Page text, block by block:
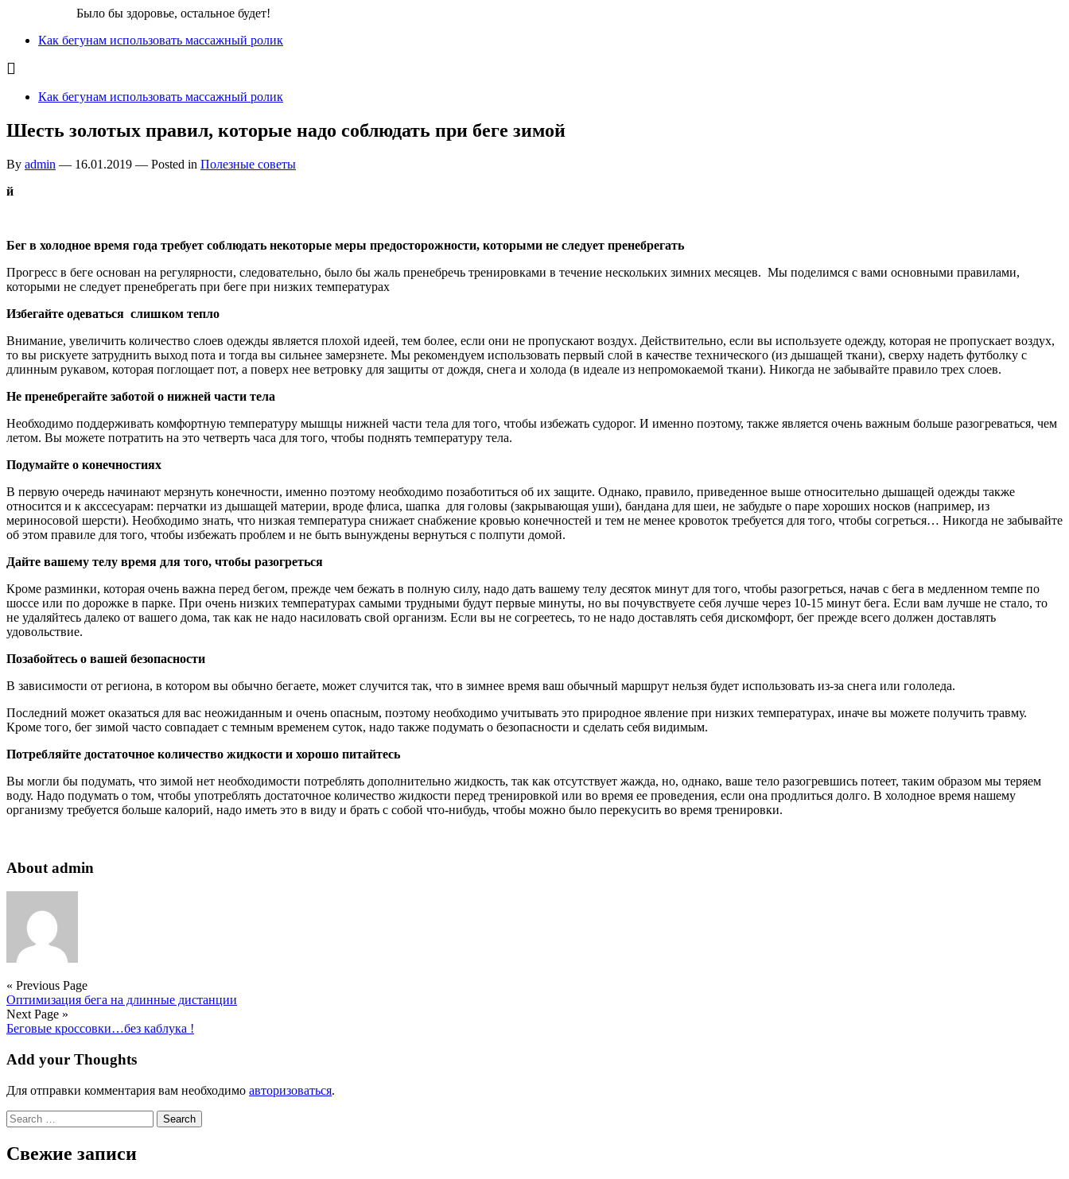
Было бы здоровье, остальное будет!
Как бегунам использовать массажный ролик
Как бегунам использовать массажный ролик
Шесть золотых правил, которые надо соблюдать при беге зимой
By admin — 16.01.2019 — Posted in Полезные советы
й
Бег в холодное время года требует соблюдать некоторые меры предосторожности, которыми не следует пренебрегать
Прогресс в беге основан на регулярности, следовательно, было бы жаль пренебречь тренировками в течение нескольких зимних месяцев. Мы поделимся с вами основными правилами,
которыми не следует пренебрегать при беге при низких температурах
Избегайте одеваться слишком тепло
Внимание, увеличить количество слоев одежды является плохой идеей, тем более, если они не пропускают воздух. Действительно, если вы используете одежду, которая не пропускает воздух,
то вы рискуете затруднить выход пота и тогда вы сильнее замерзнете. Мы рекомендуем использовать первый слой в качестве технического (из дышащей ткани), сверху надеть футболку с
длинным рукавом, которая поглощает пот, а поверх нее ветровку для защиты от дождя, снега и холода (в идеале из непромокаемой ткани). Никогда не забывайте правило трех слоев.
Не пренебрегайте заботой о нижней части тела
Необходимо поддерживать комфортную температуру мышцы нижней части тела для того, чтобы избежать судорог. И именно поэтому, также является очень важным больше разогреваться, чем
летом. Вы можете потратить на это четверть часа для того, чтобы поднять температуру тела.
Подумайте о конечностиях
В первую очередь начинают мерзнуть конечности, именно поэтому необходимо позаботиться об их защите. Однако, правило, приведенное выше относительно дышащей одежды также
относится и к акссесуарам: перчатки из дышащей материи, вроде флиса, шапка для головы (закрывающая уши), бандана для шеи, не забудьте о паре хороших носков (например, из
мериносовой шерсти). Необходимо знать, что низкая температура снижает снабжение кровью конечностей и тем не менее кровоток требуется для того, чтобы согреться… Никогда не забывайте
об этом правиле для того, чтобы избежать проблем и не быть вынуждены вернуться с полпути домой.
Дайте вашему телу время для того, чтобы разогреться
Кроме разминки, которая очень важна перед бегом, прежде чем бежать в полную силу, надо дать вашему телу десяток минут для того, чтобы разогреться, начав с бега в медленном темпе по
шоссе или по дорожке в парке. При очень низких температурах самыми трудными будут первые минуты, но вы почувствуете себя лучше через 10-15 минут бега. Если вам лучше не стало, то
не удаляйтесь далеко от вашего дома, так как не надо насиловать свой организм. Если вы не согреетесь, то не надо доставлять себя дискомфорт, бег прежде всего должен доставлять
удовольствие.
Позабойтесь о вашей безопасности
В зависимости от региона, в котором вы обычно бегаете, может случится так, что в зимнее время ваш обычный маршрут нельзя будет использовать из-за снега или гололеда.
Последний может оказаться для вас неожиданным и очень опасным, поэтому необходимо учитывать это природное явление при низких температурах, иначе вы можете получить травму.
Кроме того, бег зимой часто совпадает с темным временем суток, надо также подумать о безопасности и сделать себя видимым.
Потребляйте достаточное количество жидкости и хорошо питайтесь
Вы могли бы подумать, что зимой нет необходимости потреблять дополнительно жидкость, так как отсутствует жажда, но, однако, ваше тело разогревшись потеет, таким образом мы теряем
воду. Надо подумать о том, чтобы употреблять достаточное количество жидкости перед тренировкой или во время ее проведения, если она продлиться долго. В холодное время нашему
организму требуется больше калорий, надо иметь это в виду и брать с собой что-нибудь, чтобы можно было перекусить во время тренировки.
About admin
« Previous Page
Оптимизация бега на длинные дистанции
Next Page »
Беговые кроссовки…без каблука !
Add your Thoughts
Для отправки комментария вам необходимо авторизоваться.
Search
for:
Свежие записи